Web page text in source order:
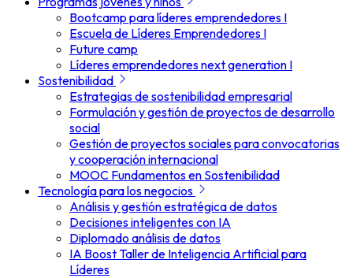
Bootcamp para líderes emprendedores I
Escuela de Líderes Emprendedores I
Future camp
Líderes emprendedores next generation I
Sostenibilidad
Estrategias de sostenibilidad empresarial
Formulación y gestión de proyectos de desarrollo
social
Gestión de proyectos sociales para convocatorias
y cooperación internacional
MOOC Fundamentos en Sostenibilidad
Tecnología para los negocios
Análisis y gestión estratégica de datos
Decisiones inteligentes con IA
Diplomado análisis de datos
IA Boost Taller de Inteligencia Artificial para
Líderes